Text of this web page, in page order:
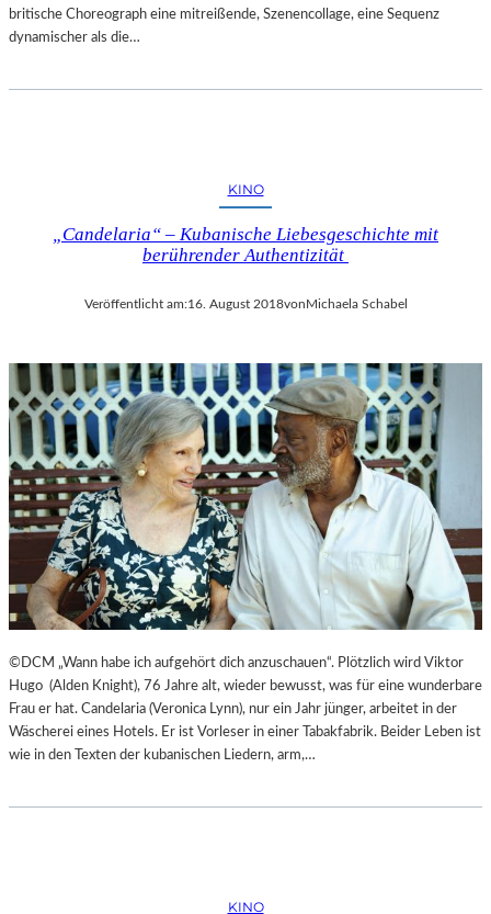
britische Choreograph eine mitreißende, Szenencollage, eine Sequenz
dynamischer als die…
KINO
„Candelaria“ – Kubanische Liebesgeschichte mit
berührender Authentizität
Veröffentlicht am:16. August 2018vonMichaela Schabel
©DCM „Wann habe ich aufgehört dich anzuschauen“. Plötzlich wird Viktor
Hugo (Alden Knight), 76 Jahre alt, wieder bewusst, was für eine wunderbare
Frau er hat. Candelaria (Veronica Lynn), nur ein Jahr jünger, arbeitet in der
Wäscherei eines Hotels. Er ist Vorleser in einer Tabakfabrik. Beider Leben ist
wie in den Texten der kubanischen Liedern, arm,…
KINO